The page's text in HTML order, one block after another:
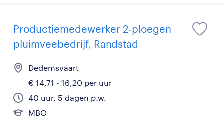
Productiemedewerker 2-ploegen
pluimveebedrijf, Randstad
Dedemsvaart
€ 14,71 - 16,20 per uur
40 uur, 5 dagen p.w.
MBO